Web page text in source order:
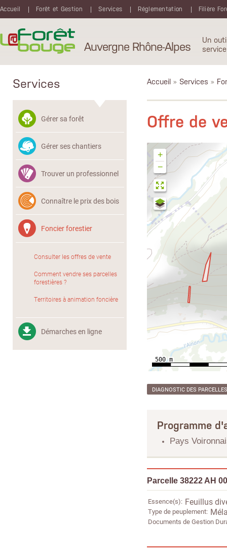
Accueil
Forêt et Gestion Services Réglementation Filière
Auvergne Rhône-Alpes
Un
Services
Gérer sa forêt
Gérer ses chantiers
Trouver un professionnel
Connaître le prix des bois
Foncier forestier
Consulter les offres de vente
Comment vendre ses parcelles
forestières ?
Territoires à animation foncière
Démarches en ligne
Accueil » Services »
Offre de
+
−
DIAGNOSTIC DES PARCELLES
Programme
Pays
Parcelle 38222 AH
Essence(s) Feuillus
Type de peuplement
Documents de Gestion